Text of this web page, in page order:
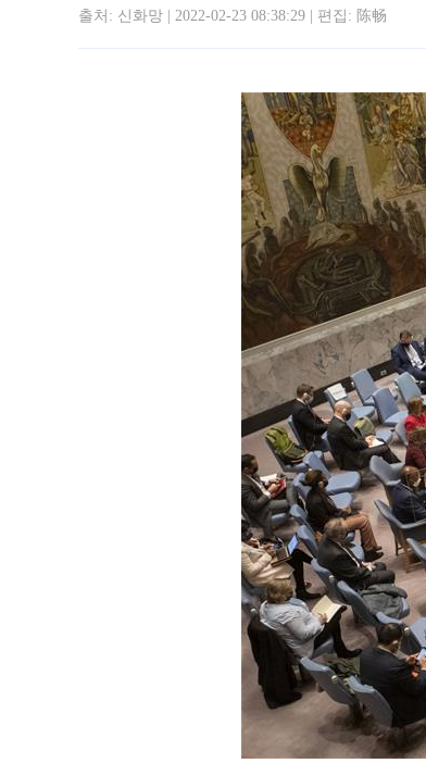
출처: 신화망 | 2022-02-23 08:38:29 | 편집: 陈畅